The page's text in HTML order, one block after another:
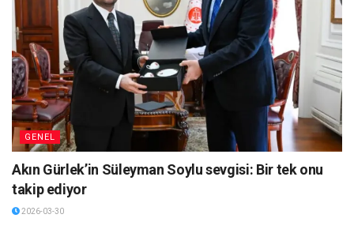
GENEL
Akın Gürlek’in Süleyman Soylu sevgisi: Bir tek onu
takip ediyor
2026-03-30